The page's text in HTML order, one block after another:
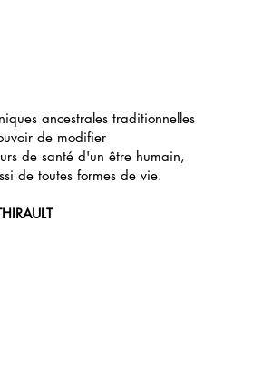
ancestrales traditionnelles
de modifier
de santé d'un être humain,
de toutes formes de vie.